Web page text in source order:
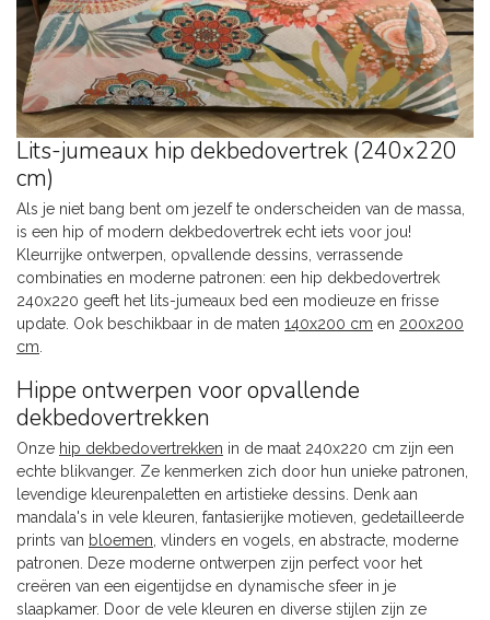
Lits-jumeaux hip dekbedovertrek (240x220
cm)
Als je niet bang bent om jezelf te onderscheiden van de massa,
is een hip of modern dekbedovertrek echt iets voor jou!
Kleurrijke ontwerpen, opvallende dessins, verrassende
combinaties en moderne patronen: een hip dekbedovertrek
240x220 geeft het lits-jumeaux bed een modieuze en frisse
update. Ook beschikbaar in de maten 140x200 cm en 200x200
cm
Hippe ontwerpen voor opvallende
dekbedovertrekken
Onze hip dekbedovertrekken in de maat 240x220 cm zijn een
echte blikvanger. Ze kenmerken zich door hun unieke patronen,
levendige kleurenpaletten en artistieke dessins. Denk aan
mandala's in vele kleuren, fantasierijke motieven, gedetailleerde
prints van bloemen , vlinders en vogels, en abstracte, moderne
patronen. Deze moderne ontwerpen zijn perfect voor het
creëren van een eigentijdse en dynamische sfeer in je
slaapkamer. Door de vele kleuren en diverse stijlen zijn ze